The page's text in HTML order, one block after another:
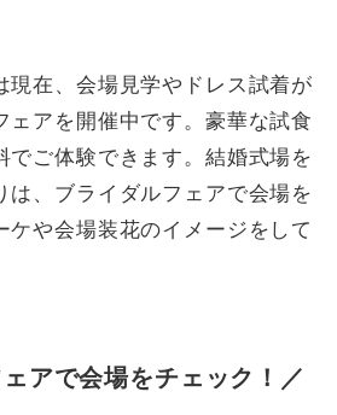
現在、会場見学やドレス試着が
ェアを開催中です。豪華な試食
でご体験できます。結婚式場を
は、ブライダルフェアで会場を
ケや会場装花のイメージをして
アで会場をチェック！／